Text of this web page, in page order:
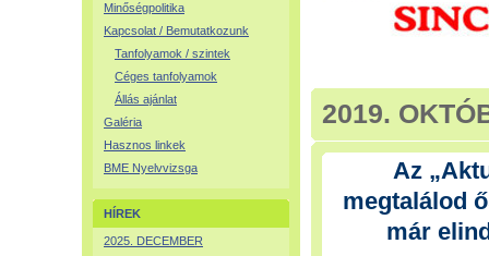
Minőségpolitika
Kapcsolat / Bemutatkozunk
Tanfolyamok / szintek
Céges tanfolyamok
Állás ajánlat
Galéria
Hasznos linkek
BME Nyelvvizsga
HÍREK
2025. DECEMBER
2019.
Az
megtalálod
már